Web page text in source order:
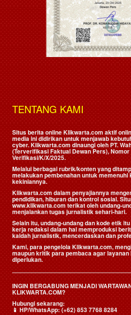
TENTANG KAMI
Situs berita online Klikwarta.com aktif
media ini didirikan untuk menjawab
cyber. Klikwarta.com dinaungi oleh PT.
(Terverifikasi Faktual Dewan Pers), Nomor
Verifikasi/K/X/2025.
Melalui berbagai rubrik/konten yang
melakukan pembenahan untuk
kekiniannya.
Klikwarta.com dalam penyajiannya
pendidikan, hiburan dan kontrol sosial.
www.klikwarta.com terikat oleh undang-
menjalankan tugas jurnalistik sehari-hari.
Selain itu, undang-undang dan kode etik
kerja redaksi dalam hal memproduksi
kaidah jurnalistik, mencerdaskan dan
Kami, para pengelola Klikwarta.com,
maupun kritik para pembaca agar
diperlukan.
INGIN BERGABUNG MENJADI
KLIKWARTA.COM?
Hubungi sekarang:
📱HP/WhatsApp:(+62) 853 7768 8284